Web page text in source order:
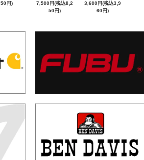
50円)
7,500円(税込8,2
50円)
3,600円(税込3,9
60円)